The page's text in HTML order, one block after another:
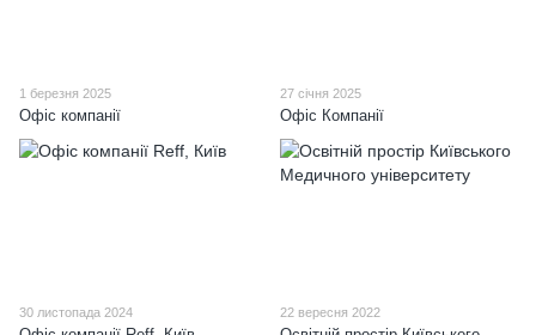
1 березня 2025
Офіс компанії
27 січня 2025
Офіс Компанії
30 листопада 2024 22 вересня 2022